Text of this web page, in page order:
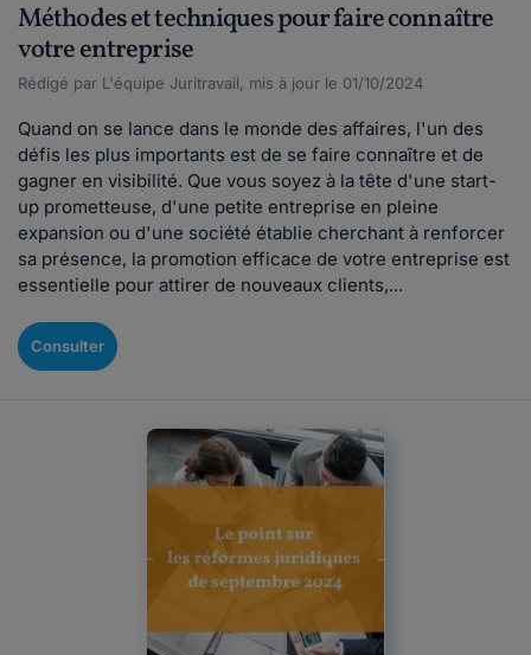
Méthodes et techniques pour faire connaître
votre entreprise
Rédigé par L'équipe Juritravail, mis à jour le 01/10/2024
Quand on se lance dans le monde des affaires, l'un des
défis les plus importants est de se faire connaître et de
gagner en visibilité. Que vous soyez à la tête d'une start-
up prometteuse, d'une petite entreprise en pleine
expansion ou d'une société établie cherchant à renforcer
sa présence, la promotion efficace de votre entreprise est
essentielle pour attirer de nouveaux clients,...
Consulter